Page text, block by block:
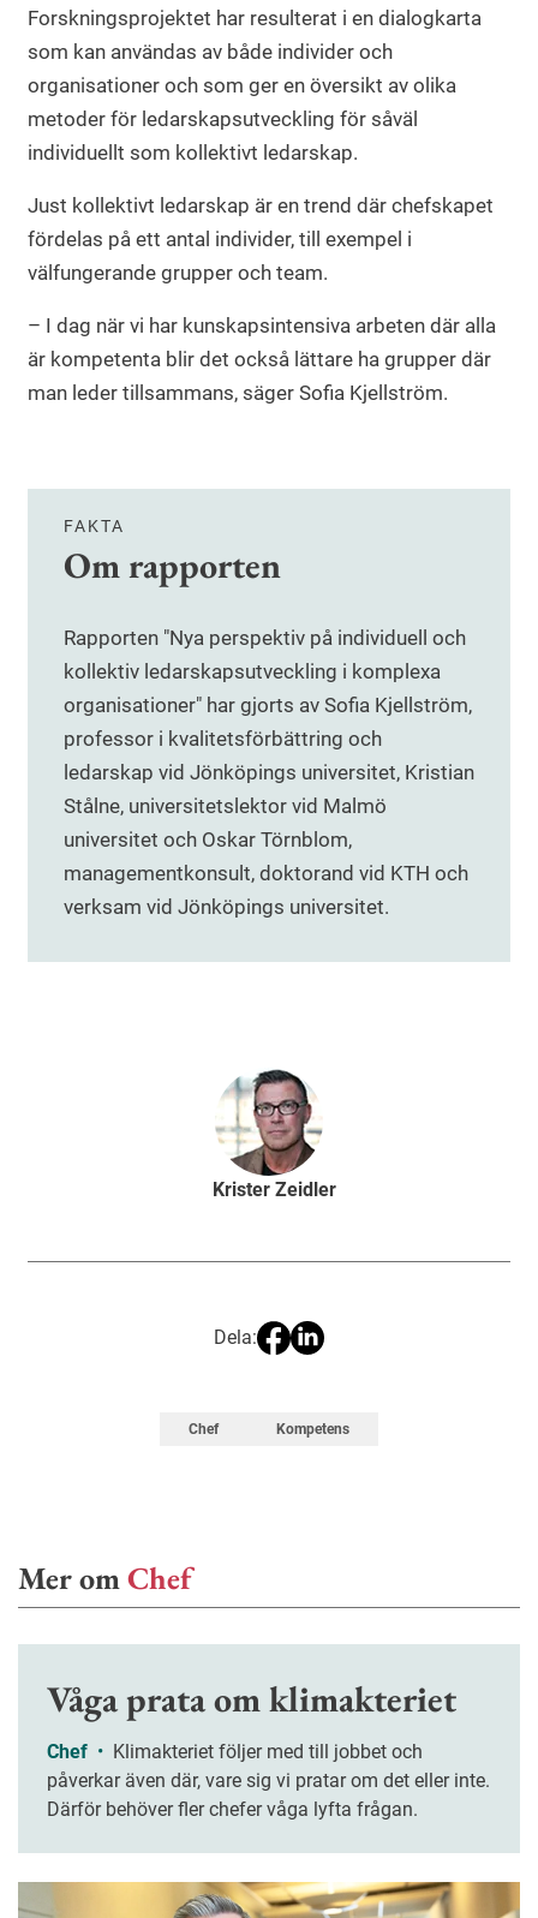
Forskningsprojektet har resulterat i en dialogkarta
som kan användas av både individer och
organisationer och som ger en översikt av olika
metoder för ledarskapsutveckling för såväl
individuellt som kollektivt ledarskap.
Just kollektivt ledarskap är en trend där chefskapet
fördelas på ett antal individer, till exempel i
välfungerande grupper och team.
– I dag när vi har kunskapsintensiva arbeten där alla
är kompetenta blir det också lättare ha grupper där
man leder tillsammans, säger Sofia Kjellström.
FAKTA
Om rapporten
Rapporten "Nya perspektiv på individuell och
kollektiv ledarskapsutveckling i komplexa
organisationer" har gjorts av Sofia Kjellström,
professor i kvalitetsförbättring och
ledarskap vid Jönköpings universitet, Kristian
Stålne, universitetslektor vid Malmö
universitet och Oskar Törnblom,
managementkonsult, doktorand vid KTH och
verksam vid Jönköpings universitet.
Krister Zeidler
Dela:
Chef Kompetens
Mer omChef
Våga prata om klimakteriet
Chef •
påverkar även där, vare sig vi pratar om det eller inte.
Därför behöver fler chefer våga lyfta frågan.